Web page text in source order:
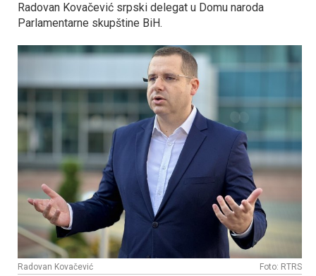
Radovan Kovačević srpski delegat u Domu naroda
Parlamentarne skupštine BiH.
Radovan Kovačević Foto: RTRS